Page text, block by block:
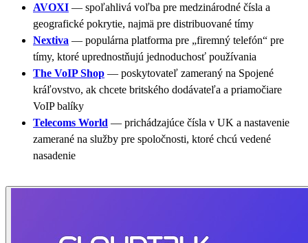
AVOXI — spoľahlivá voľba pre medzinárodné čísla a
geografické pokrytie, najmä pre distribuované tímy
Nextiva — populárna platforma pre „firemný telefón“ pre
tímy, ktoré uprednostňujú jednoduchosť používania
The VoIP Shop — poskytovateľ zameraný na Spojené
kráľovstvo, ak chcete britského dodávateľa a priamočiare
VoIP balíky
Telecoms World — prichádzajúce čísla v UK a nastavenie
zamerané na služby pre spoločnosti, ktoré chcú vedené
nasadenie